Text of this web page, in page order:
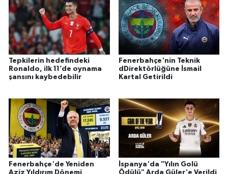
Tepkilerin hedefindeki
Ronaldo, ilk 11’de oynama
şansını kaybedebilir
Fenerbahçe'nin Teknik
dDirektörlüğüne İsmail
Kartal Getirildi
Fenerbahçe'de Yeniden
Aziz Yıldırım Dönemi
İspanya'da "Yılın Golü
Ödülü" Arda Güler'e Verildi